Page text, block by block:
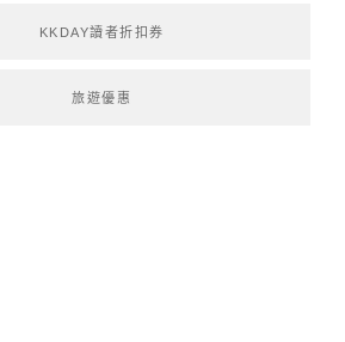
KKDAY讀者折扣券
旅遊優惠